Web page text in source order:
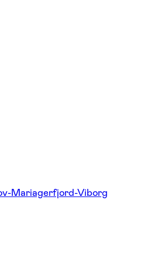
Mariagerfjord-Viborg